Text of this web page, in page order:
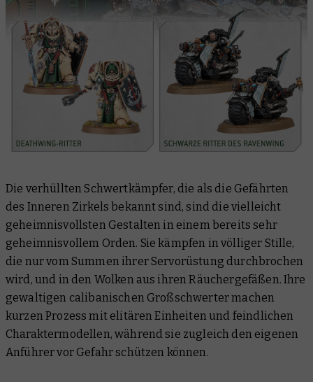
Die verhüllten Schwertkämpfer, die als die Gefährten
des Inneren Zirkels bekannt sind, sind die vielleicht
geheimnisvollsten Gestalten in einem bereits sehr
geheimnisvollem Orden. Sie kämpfen in völliger Stille,
die nur vom Summen ihrer Servorüstung durchbrochen
wird, und in den Wolken aus ihren Räuchergefäßen. Ihre
gewaltigen calibanischen Großschwerter machen
kurzen Prozess mit elitären Einheiten und feindlichen
Charaktermodellen, während sie zugleich den eigenen
Anführer vor Gefahr schützen können.